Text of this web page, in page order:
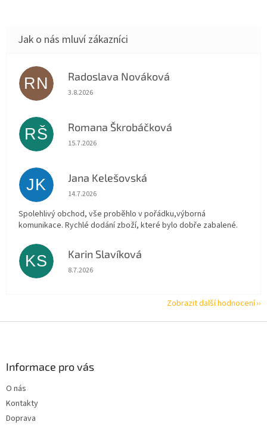
RN Radoslava Nováková
Hodnocení obchodu je 5 z 5 hvězdiček.
3.8.2026
RŠ Romana Škrobáčková
Hodnocení obchodu je 5 z 5 hvězdiček.
15.7.2026
JK Jana Kelešovská
Hodnocení obchodu je 5 z 5 hvězdiček.
14.7.2026
Spolehlivý obchod, vše proběhlo v pořádku,výborná
komunikace. Rychlé dodání zboží, které bylo dobře zabalené.
KS Karin Slavíková
Hodnocení obchodu je 5 z 5 hvězdiček.
8.7.2026
Zobrazit další hodnocení
Informace pro vás
O nás
Kontakty
Doprava